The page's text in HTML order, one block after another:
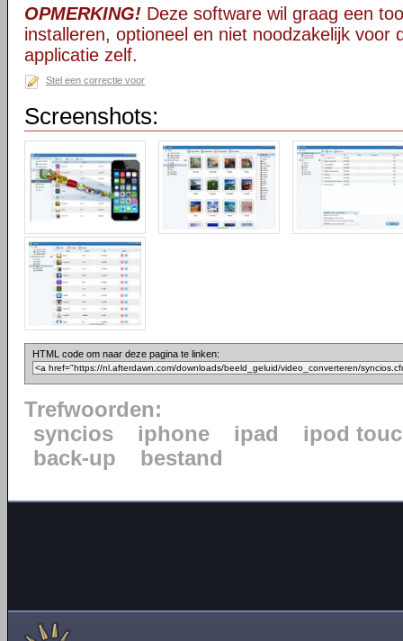
OPMERKING! Deze software wil graag een
installeren, optioneel en niet noodzakelijk voor
applicatie zelf.
Stel een correctie voor
Screenshots:
HTML code om naar deze pagina te linken:
Trefwoorden:
syncios
iphone ipad
ipod
back-up
bestand